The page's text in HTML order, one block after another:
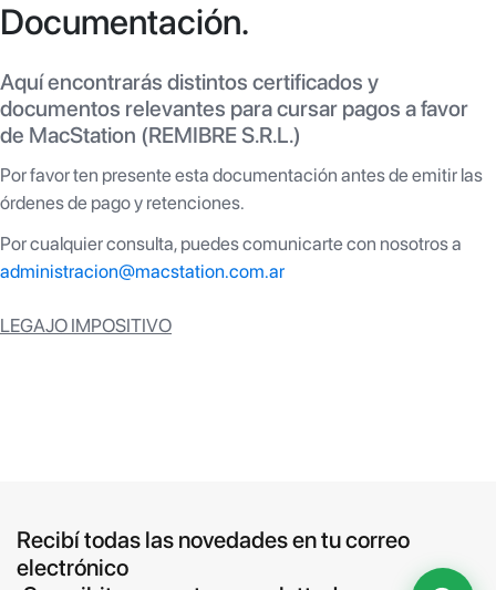
Documentación.
Aquí encontrarás distintos certificados y
documentos relevantes para cursar pagos a favor
de MacStation (REMIBRE S.R.L.)
Por favor ten presente esta documentación antes de emitir las
órdenes de pago y retenciones.
Por cualquier consulta, puedes comunicarte con nosotros a
administracion@macstation.com.ar
LEGAJO IMPOSITIVO
Recibí todas las novedades en tu correo
electrónico